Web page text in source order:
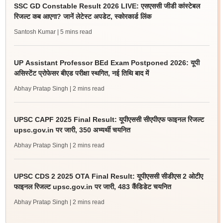
SSC GD Constable Result 2026 LIVE: एसएससी जीडी कांस्टेबल
रिजल्ट कब आएगा? जानें लेटेस्ट अपडेट, स्कोरकार्ड लिंक
Santosh Kumar | 5 mins read
UP Assistant Professor BEd Exam Postponed 2026: यूपी
असिस्टेंट प्रोफेसर बीएड परीक्षा स्थगित, नई तिथि बाद में
Abhay Pratap Singh | 2 mins read
UPSC CAPF 2025 Final Result: यूपीएससी सीएपीएफ फाइनल रिजल्ट
upsc.gov.in पर जारी, 350 अभ्यर्थी चयनित
Abhay Pratap Singh | 2 mins read
UPSC CDS 2 2025 OTA Final Result: यूपीएससी सीडीएस 2 ओटीए
फाइनल रिजल्ट upsc.gov.in पर जारी, 483 कैंडिडेट चयनित
Abhay Pratap Singh | 2 mins read